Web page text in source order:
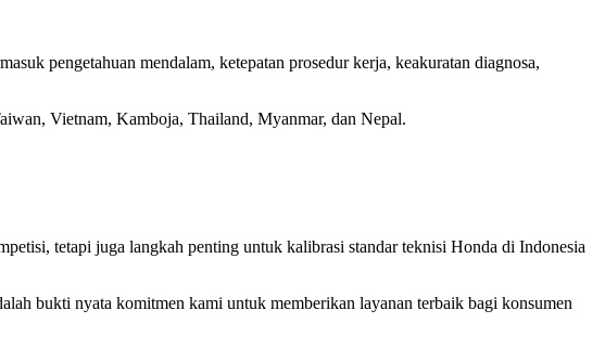
pengetahuan mendalam, ketepatan prosedur kerja, keakuratan diagnosa,
Vietnam, Kamboja, Thailand, Myanmar, dan Nepal.
tetapi juga langkah penting untuk kalibrasi standar teknisi Honda di Indonesia
bukti nyata komitmen kami untuk memberikan layanan terbaik bagi konsumen